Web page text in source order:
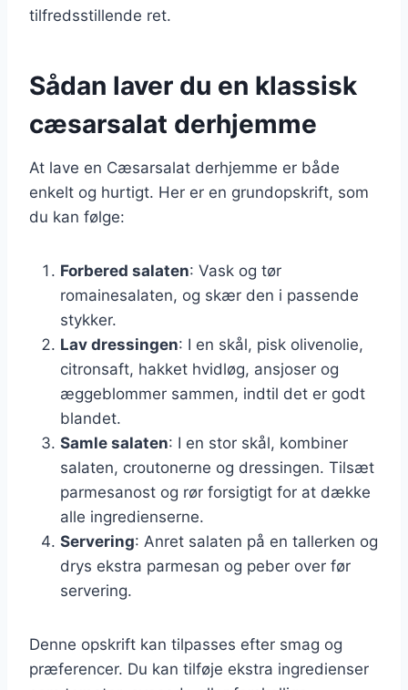
tilfredsstillende ret.
Sådan laver du en klassisk
cæsarsalat derhjemme
At lave en Cæsarsalat derhjemme er både
enkelt og hurtigt. Her er en grundopskrift, som
du kan følge:
Forbered salaten: Vask og tør
romainesalaten, og skær den i passende
stykker.
Lav dressingen: I en skål, pisk olivenolie,
citronsaft, hakket hvidløg, ansjoser og
æggeblommer sammen, indtil det er godt
blandet.
Samle salaten: I en stor skål, kombiner
salaten, croutonerne og dressingen. Tilsæt
parmesanost og rør forsigtigt for at dække
alle ingredienserne.
Servering: Anret salaten på en tallerken og
drys ekstra parmesan og peber over før
servering.
Denne opskrift kan tilpasses efter smag og
præferencer. Du kan tilføje ekstra ingredienser